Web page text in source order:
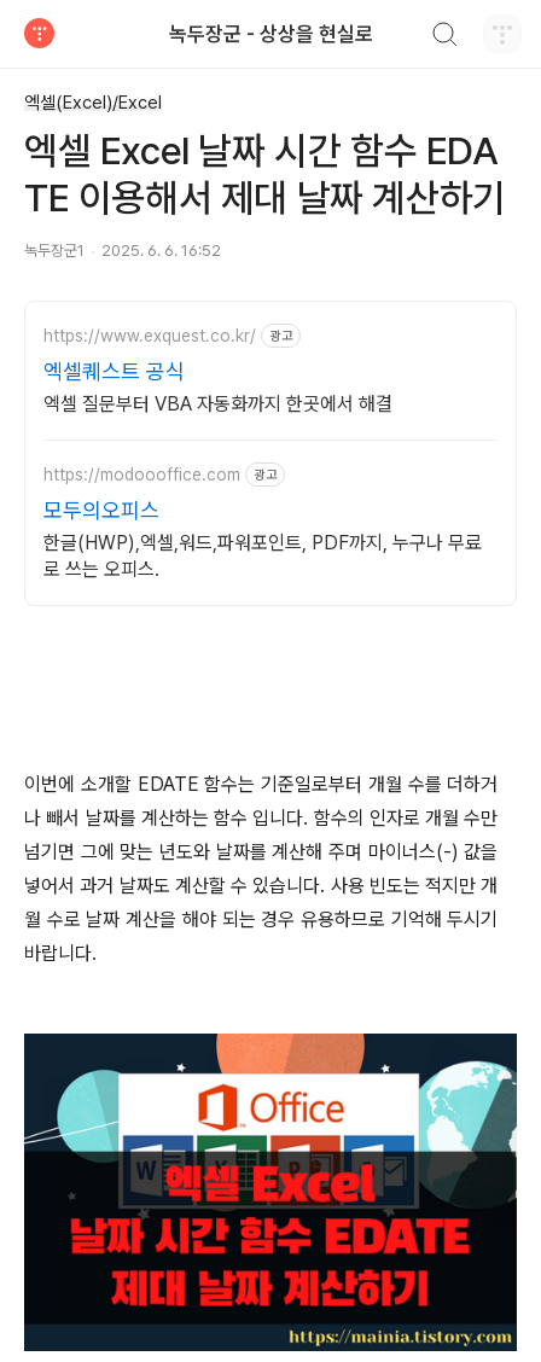
녹두장군 - 상상을 현실로
엑셀(Excel)/Excel
엑셀 Excel 날짜 시간 함수 EDA
TE 이용해서 제대 날짜 계산하기
녹두장군1 2025. 6. 6. 16:52
https://www.exquest.co.kr/ 광고
엑셀퀘스트 공식
엑셀 질문부터 VBA 자동화까지 한곳에서 해결
https://modoooffice.com 광고
모두의오피스
한글(HWP),엑셀,워드,파워포인트, PDF까지, 누구나 무료
로 쓰는 오피스.
이번에 소개할 EDATE함수는 기준일로부터 개월 수를 더하거
나 빼서 날짜를 계산하는 함수 입니다. 함수의 인자로 개월 수만
넘기면 그에 맞는 년도와 날짜를 계산해 주며 마이너스(-)값을
넣어서 과거 날짜도 계산할 수 있습니다. 사용 빈도는 적지만 개
월 수로 날짜 계산을 해야 되는 경우 유용하므로 기억해 두시기
바랍니다.